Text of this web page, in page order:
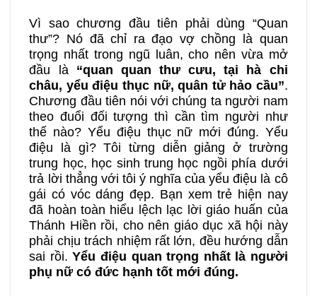
32A 32B 33A
33B 34A 34B
35A 35B 36A
36B 37A 37B
38A 38B 39A
39B 40A 40B
Vì sao chương đầu tiên phải dùng “Quan
thư”? Nó đã chỉ ra đạo vợ chồng là quan
trọng nhất trong ngũ luân, cho nên vừa mở
đầu là “quan quan thư cưu, tại hà chi
châu, yểu điệu thục nữ, quân tử hảo cầu”.
Chương đầu tiên nói với chúng ta người nam
theo đuổi đối tượng thì cần tìm người như
thế nào? Yểu điệu thục nữ mới đúng. Yểu
điệu là gì? Tôi từng diễn giảng ở trường
trung học, học sinh trung học ngồi phía dưới
trả lời thẳng với tôi ý nghĩa của yểu điệu là cô
gái có vóc dáng đẹp. Bạn xem trẻ hiện nay
đã hoàn toàn hiểu lệch lạc lời giáo huấn của
Thánh Hiền rồi, cho nên giáo dục xã hội này
phải chịu trách nhiệm rất lớn, đều hướng dẫn
sai rồi.Yểu điệu quan trọng nhất là người
phụ nữ có đức hạnh tốt mới đúng.